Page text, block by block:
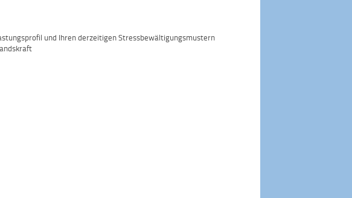
und Ihren derzeitigen Stressbewältigungsmustern